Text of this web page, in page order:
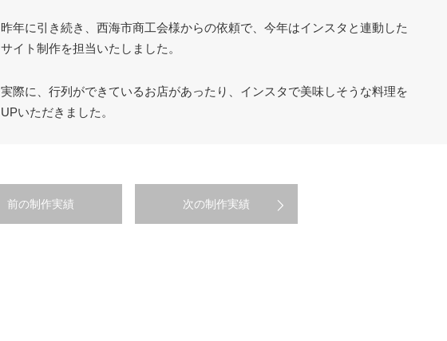
昨年に引き続き、西海市商工会様からの依頼で、今年はインスタと連動した
サイト制作を担当いたしました。
実際に、行列ができているお店があったり、インスタで美味しそうな料理を
UPいただきました。
前の制作実績 次の制作実績